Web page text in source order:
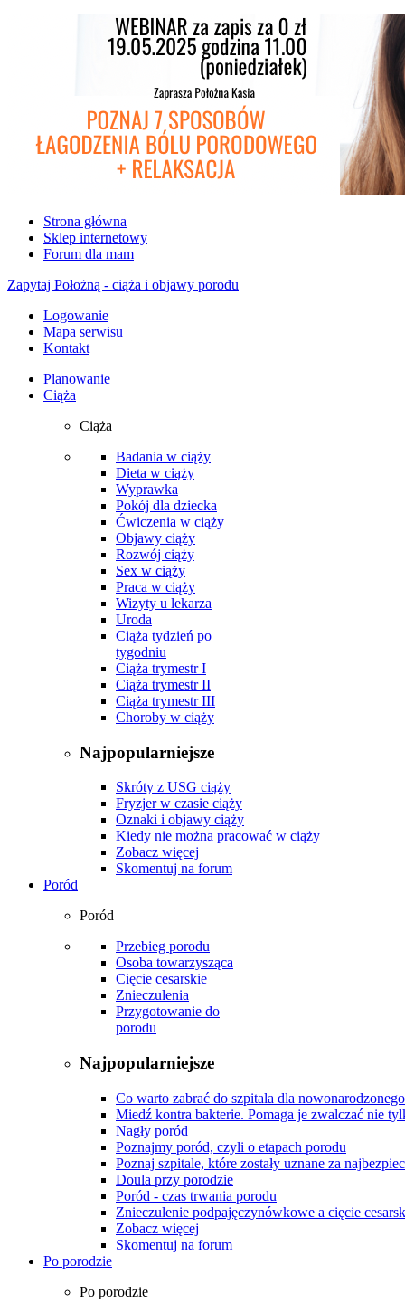
Strona główna
Sklep internetowy
Forum dla mam
Zapytaj Położną - ciąża i objawy porodu
Logowanie
Mapa serwisu
Kontakt
Planowanie
Ciąża
Ciąża
Badania w ciąży
Dieta w ciąży
Wyprawka
Pokój dla dziecka
Ćwiczenia w ciąży
Objawy ciąży
Rozwój ciąży
Sex w ciąży
Praca w ciąży
Wizyty u lekarza
Uroda
Ciąża tydzień po
tygodniu
Ciąża trymestr I
Ciąża trymestr II
Ciąża trymestr III
Choroby w ciąży
Najpopularniejsze
Skróty z USG ciąży
Fryzjer w czasie ciąży
Oznaki i objawy ciąży
Kiedy nie można pracować w ciąży
Zobacz więcej
Skomentuj na forum
Poród
Poród
Przebieg porodu
Osoba towarzysząca
Cięcie cesarskie
Znieczulenia
Przygotowanie do
porodu
Najpopularniejsze
Co warto zabrać do szpitala dla
Miedź kontra bakterie. Pomaga je zwalczać nie
Nagły poród
Poznajmy poród, czyli o etapach porodu
Poznaj szpitale, które zostały uznane za
Doula przy porodzie
Poród - czas trwania porodu
Znieczulenie podpajęczynówkowe a cięcie
Zobacz więcej
Skomentuj na forum
Po porodzie
Po porodzie